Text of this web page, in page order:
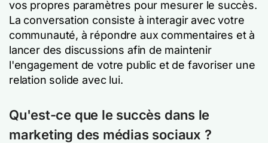
vos propres paramètres pour mesurer le succès.
La conversation consiste à interagir avec votre
communauté, à répondre aux commentaires et à
lancer des discussions afin de maintenir
l'engagement de votre public et de favoriser une
relation solide avec lui.
Qu'est-ce que le succès dans le
marketing des médias sociaux ?